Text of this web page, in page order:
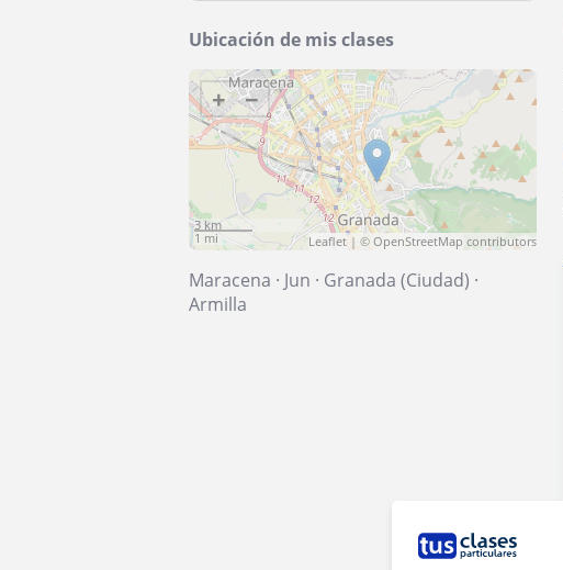
Ubicación de mis clases
+ −
3 km
1 mi
Leaflet | ©OpenStreetMap contributors
Maracena · Jun · Granada (Ciudad) ·
Armilla